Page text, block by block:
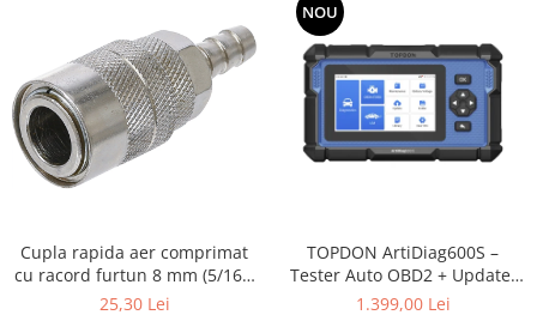
Cupla rapida aer comprimat
cu racord furtun 8 mm (5/16")
| SUA / Franta
25,30 Lei
NOU
TOPDON ArtiDiag600S –
Tester Auto OBD2 + Update-
uri Gratuite pe Viață
1.399,00 Lei